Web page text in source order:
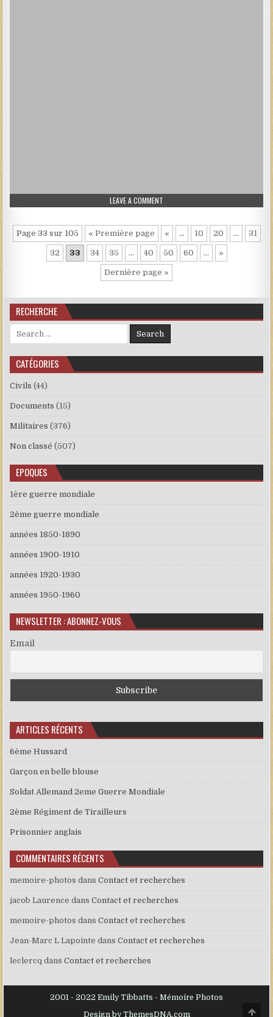
LEAVE A COMMENT
Page 33 sur 105 « Première page « … 10 20 … 31
32 33 34 35 … 40 50 60 … »
Dernière page »
RECHERCHE
Search for:
CATÉGORIES
Civils (44)
Documents (15)
Militaires (376)
Non classé (507)
EPOQUES
1ère guerre mondiale
2ème guerre mondiale
années 1850-1890
années 1900-1910
années 1920-1930
années 1950-1960
NEWSLETTER : ABONNEZ-VOUS
Email
ARTICLES RÉCENTS
6ème Hussard
Garçon en belle blouse
Soldat Allemand 2eme Guerre Mondiale
2ème Régiment de Tirailleurs
Prisonnier anglais
COMMENTAIRES RÉCENTS
memoire-photos dansContact et recherches
jacob Laurence dansContact et recherches
memoire-photos dansContact et recherches
Jean-Marc L Lapointe dansContact et recherches
leclercq dansContact et recherches
2001 - 2022 Emily Tibbatts - Mémoire Photos
Design by ThemesDNA.com